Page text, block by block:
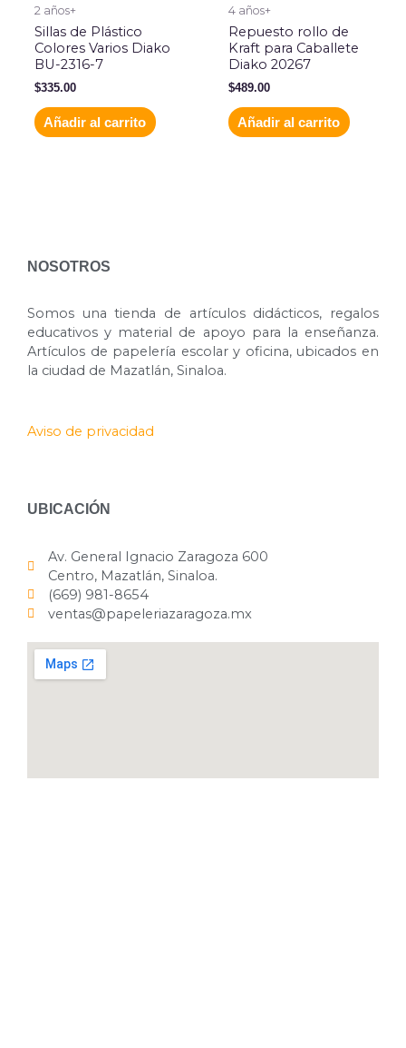
2 años+
Sillas de Plástico
Colores Varios Diako
BU-2316-7
$335.00
Añadir al carrito
4 años+
Repuesto rollo de
Kraft para Caballete
Diako 20267
$489.00
Añadir al carrito
NOSOTROS
Somos una tienda de artículos didácticos, regalos
educativos y material de apoyo para la enseñanza.
Artículos de papelería escolar y oficina, ubicados en
la ciudad de Mazatlán, Sinaloa.
Aviso de privacidad
UBICACIÓN
Av. General Ignacio Zaragoza 600
Centro, Mazatlán, Sinaloa.
(669) 981-8654
ventas@papeleriazaragoza.mx